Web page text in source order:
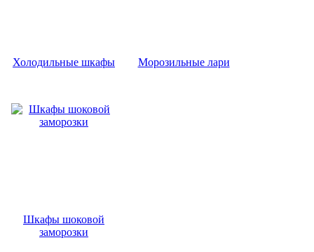
Холодильные шкафы Морозильные лари
Шкафы шоковой
заморозки